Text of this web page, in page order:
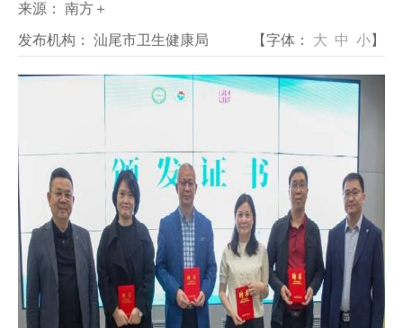
来源： 南方＋
发布机构： 汕尾市卫生健康局 【字体： 大 中 小】